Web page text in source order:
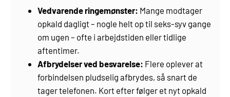
Vedvarende ringemønster: Mange modtager
opkald dagligt – nogle helt op til seks-syv gange
om ugen – ofte i arbejdstiden eller tidlige
aftentimer.
Afbrydelser ved besvarelse: Flere oplever at
forbindelsen pludselig afbrydes, så snart de
tager telefonen. Kort efter følger et nyt opkald